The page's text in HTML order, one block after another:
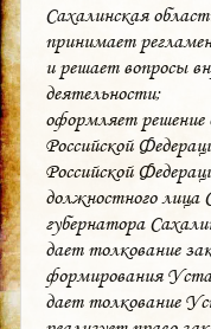
Сахалинская
принимает
и решает вопросы
деятельности;
оформляет решение
Российской
Российской
должностного лица
губернатора
дает толкование
формирования
дает толкование